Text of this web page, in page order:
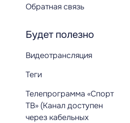
Обратная связь
Будет полезно
Видеотрансляция
Теги
Телепрограмма «Спорт
ТВ» (Канал доступен
через кабельных